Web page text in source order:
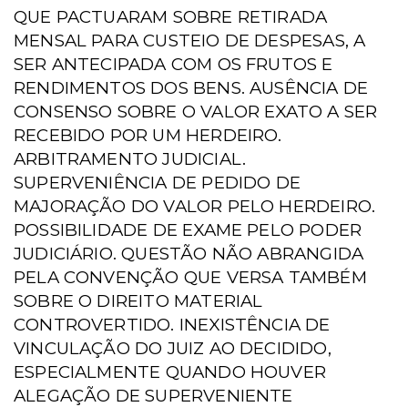
QUE PACTUARAM SOBRE RETIRADA
MENSAL PARA CUSTEIO DE DESPESAS, A
SER ANTECIPADA COM OS FRUTOS E
RENDIMENTOS DOS BENS. AUSÊNCIA DE
CONSENSO SOBRE O VALOR EXATO A SER
RECEBIDO POR UM HERDEIRO.
ARBITRAMENTO JUDICIAL.
SUPERVENIÊNCIA DE PEDIDO DE
MAJORAÇÃO DO VALOR PELO HERDEIRO.
POSSIBILIDADE DE EXAME PELO PODER
JUDICIÁRIO. QUESTÃO NÃO ABRANGIDA
PELA CONVENÇÃO QUE VERSA TAMBÉM
SOBRE O DIREITO MATERIAL
CONTROVERTIDO. INEXISTÊNCIA DE
VINCULAÇÃO DO JUIZ AO DECIDIDO,
ESPECIALMENTE QUANDO HOUVER
ALEGAÇÃO DE SUPERVENIENTE